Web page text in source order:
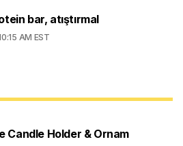
bar, atıştırmal
AM EST
Candle Holder & Ornam